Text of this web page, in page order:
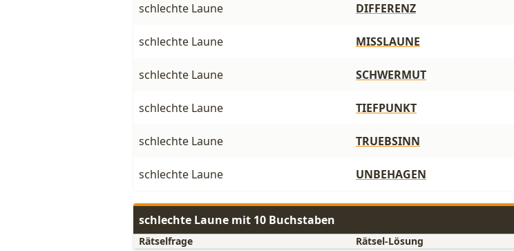
schlechte Laune DIFFERENZ
schlechte Laune MISSLAUNE
schlechte Laune SCHWERMUT
schlechte Laune TIEFPUNKT
schlechte Laune TRUEBSINN
schlechte Laune UNBEHAGEN
schlechte Laune mit 10 Buchstaben
Rätselfrage Rätsel-Lösung